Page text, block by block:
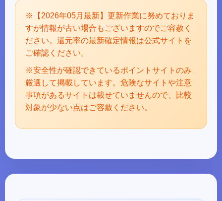
※【2026年05月最新】更新作業に努めておりま
すが情報が古い場合もございますのでご容赦く
ださい。還元率の最新確定情報は公式サイトを
ご確認ください。
※安全性が確認できているポイントサイトのみ
厳選して掲載しています。危険なサイトや注意
事項があるサイトは載せていませんので、比較
対象が少ない点はご容赦ください。